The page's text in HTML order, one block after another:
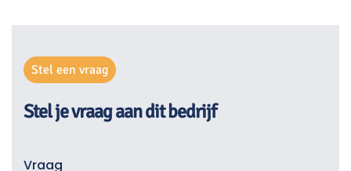
Stel een vraag
Stel je vraag aan dit bedrijf
Vraag